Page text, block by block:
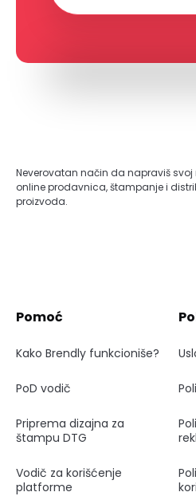
Neverovatan način da napraviš
online prodavnica, štampanje i
proizvoda.
Pomoć
Kako Brendly funkcioniše?
PoD vodič
Priprema dizajna za
štampu DTG
Vodič za korišćenje
platforme